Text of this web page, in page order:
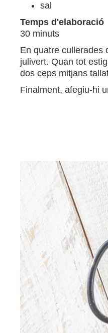
sal
Temps d'elaboració
30 minuts
En quatre cullerades
julivert. Quan tot
dos ceps mitjans
Finalment, afegiu-hi